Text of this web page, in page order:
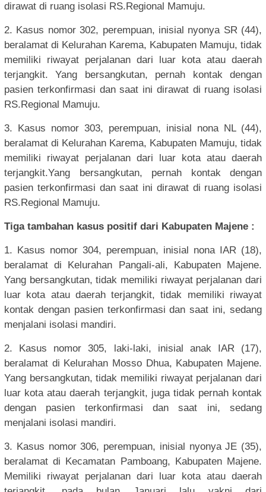
dirawat di ruang isolasi RS.Regional Mamuju.
2. Kasus nomor 302, perempuan, inisial nyonya SR (44),
beralamat di Kelurahan Karema, Kabupaten Mamuju, tidak
memiliki riwayat perjalanan dari luar kota atau daerah
terjangkit. Yang bersangkutan, pernah kontak dengan
pasien terkonfirmasi dan saat ini dirawat di ruang isolasi
RS.Regional Mamuju.
3. Kasus nomor 303, perempuan, inisial nona NL (44),
beralamat di Kelurahan Karema, Kabupaten Mamuju, tidak
memiliki riwayat perjalanan dari luar kota atau daerah
terjangkit.Yang bersangkutan, pernah kontak dengan
pasien terkonfirmasi dan saat ini dirawat di ruang isolasi
RS.Regional Mamuju.
Tiga tambahan kasus positif dari Kabupaten Majene :
1. Kasus nomor 304, perempuan, inisial nona IAR (18),
beralamat di Kelurahan Pangali-ali, Kabupaten Majene.
Yang bersangkutan, tidak memiliki riwayat perjalanan dari
luar kota atau daerah terjangkit, tidak memiliki riwayat
kontak dengan pasien terkonfirmasi dan saat ini, sedang
menjalani isolasi mandiri.
2. Kasus nomor 305, laki-laki, inisial anak IAR (17),
beralamat di Kelurahan Mosso Dhua, Kabupaten Majene.
Yang bersangkutan, tidak memiliki riwayat perjalanan dari
luar kota atau daerah terjangkit, juga tidak pernah kontak
dengan pasien terkonfirmasi dan saat ini, sedang
menjalani isolasi mandiri.
3. Kasus nomor 306, perempuan, inisial nyonya JE (35),
beralamat di Kecamatan Pamboang, Kabupaten Majene.
Memiliki riwayat perjalanan dari luar kota atau daerah